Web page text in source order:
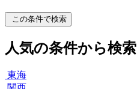
この条件で検索
人気の条件から検索
東海